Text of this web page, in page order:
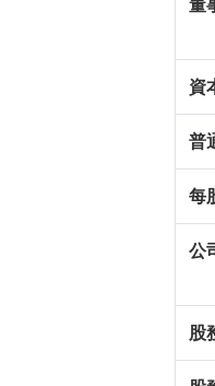
董
資
普
每
公
股